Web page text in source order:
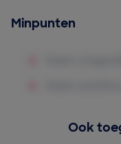
Minpunten
Ook